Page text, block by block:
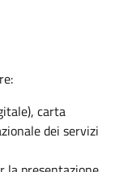
carta
dei servizi